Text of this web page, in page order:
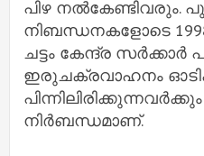
പിഴ നൽകേണ്ടിവരും.
നിബന്ധനകളോടെ
ചട്ടം കേന്ദ്ര സർക്കാർ
ഇരുചക്രവാഹനം
നിർബന്ധമാണ്.